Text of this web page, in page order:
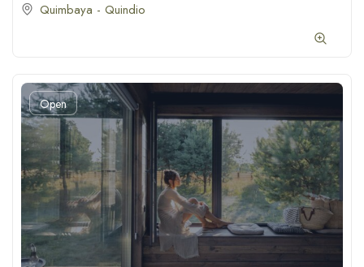
Quimbaya - Quindio
Open